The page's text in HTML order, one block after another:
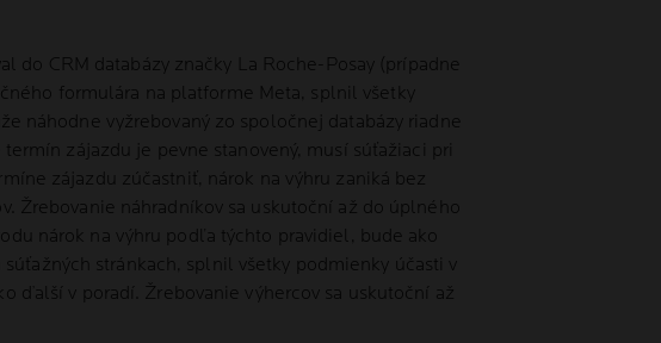
do CRM databázy značky La Roche-Posay (prípadne
formulára na platforme Meta, splnil všetky
náhodne vyžrebovaný zo spoločnej databázy riadne
zájazdu je pevne stanovený, musí súťažiaci pri
zájazdu zúčastniť, nárok na výhru zaniká bez
Žrebovanie náhradníkov sa uskutoční až do úplného
nárok na výhru podľa týchto pravidiel, bude ako
stránkach, splnil všetky podmienky účasti v
ďalší v poradí. Žrebovanie výhercov sa uskutoční až